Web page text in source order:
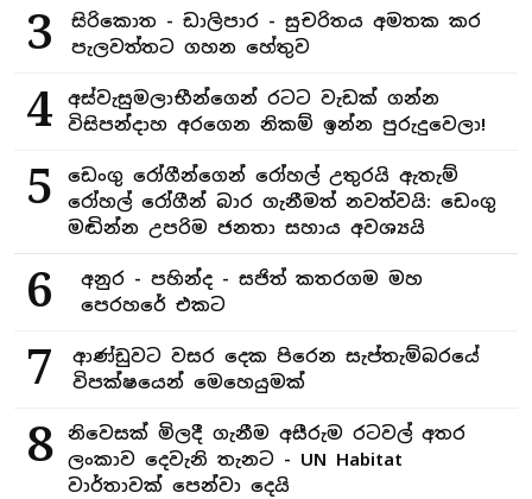
3
සිරිකොත - ඩාලිපාර - සුචරිතය අමතක කර
පැලවත්තට ගහන හේතුව
4
අස්වැසුමලාභීන්ගෙන් රටට වැඩක් ගන්න
විසිපන්දාහ අරගෙන නිකම් ඉන්න පුරුදුවෙලා!
5
ඩෙංගු රෝගීන්ගෙන් රෝහල් උතුරයි ඇතැම්
රෝහල් රෝගීන් බාර ගැනීමත් නවත්වයි: ඩෙංගු
මඬින්න උපරිම ජනතා සහාය අවශ්‍යයි
6
අනුර - පහින්ද - සජිත් කතරගම මහ
පෙරහරේ එකට
7
ආණ්ඩුවට වසර දෙක පිරෙන සැප්තැම්බරයේ
විපක්ෂයෙන් මෙහෙයුමක්
8
නිවෙසක් මිලදී ගැනීම අසීරුම රටවල් අතර
ලංකාව දෙවැනි තැනට - UN Habitat
වාර්තාවක් පෙන්වා දෙයි